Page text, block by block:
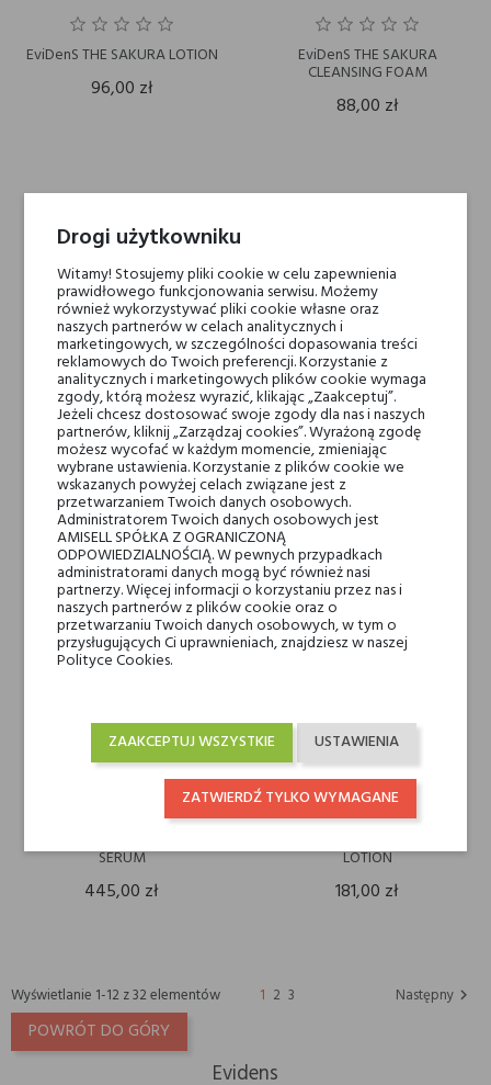
EviDenS THE SAKURA LOTION
96,00 zł
EviDenS THE SAKURA
CLEANSING FOAM
88,00 zł
EviDenS THE NEW SKIN
PEELING GEL
126,00 zł
EviDenS THE BRIGHTENING
CREAM
489,00 zł
SERUM
445,00 zł
LOTION
181,00 zł
Wyświetlanie 1-12 z 32 elementów 1 23 Następny 
POWRÓT DO GÓRY
Evidens
Drogi użytkowniku
Witamy! Stosujemy pliki cookie w celu zapewnienia
prawidłowego funkcjonowania serwisu. Możemy
również wykorzystywać pliki cookie własne oraz
naszych partnerów w celach analitycznych i
marketingowych, w szczególności dopasowania treści
reklamowych do Twoich preferencji. Korzystanie z
analitycznych i marketingowych plików cookie wymaga
zgody, którą możesz wyrazić, klikając „Zaakceptuj”.
Jeżeli chcesz dostosować swoje zgody dla nas i naszych
partnerów, kliknij „Zarządzaj cookies”. Wyrażoną zgodę
możesz wycofać w każdym momencie, zmieniając
wybrane ustawienia. Korzystanie z plików cookie we
wskazanych powyżej celach związane jest z
przetwarzaniem Twoich danych osobowych.
Administratorem Twoich danych osobowych jest
AMISELL SPÓŁKA Z OGRANICZONĄ
ODPOWIEDZIALNOŚCIĄ. W pewnych przypadkach
administratorami danych mogą być również nasi
partnerzy. Więcej informacji o korzystaniu przez nas i
naszych partnerów z plików cookie oraz o
przetwarzaniu Twoich danych osobowych, w tym o
przysługujących Ci uprawnieniach, znajdziesz w naszej
Polityce Cookies.
USTAWIENIA
ZAAKCEPTUJ WSZYSTKIE
ZATWIERDŹ TYLKO WYMAGANE